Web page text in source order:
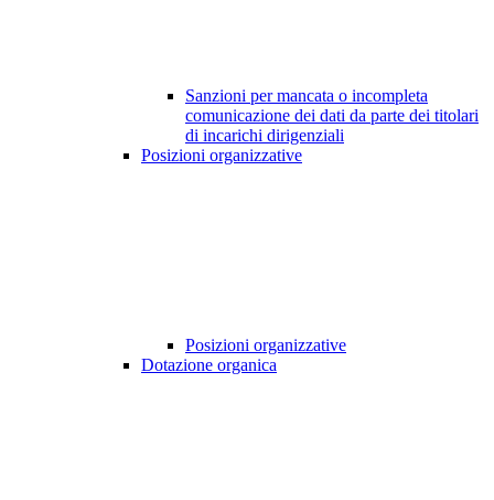
Sanzioni per mancata o incompleta
comunicazione dei dati da parte dei titolari
di incarichi dirigenziali
Posizioni organizzative
Posizioni organizzative
Dotazione organica